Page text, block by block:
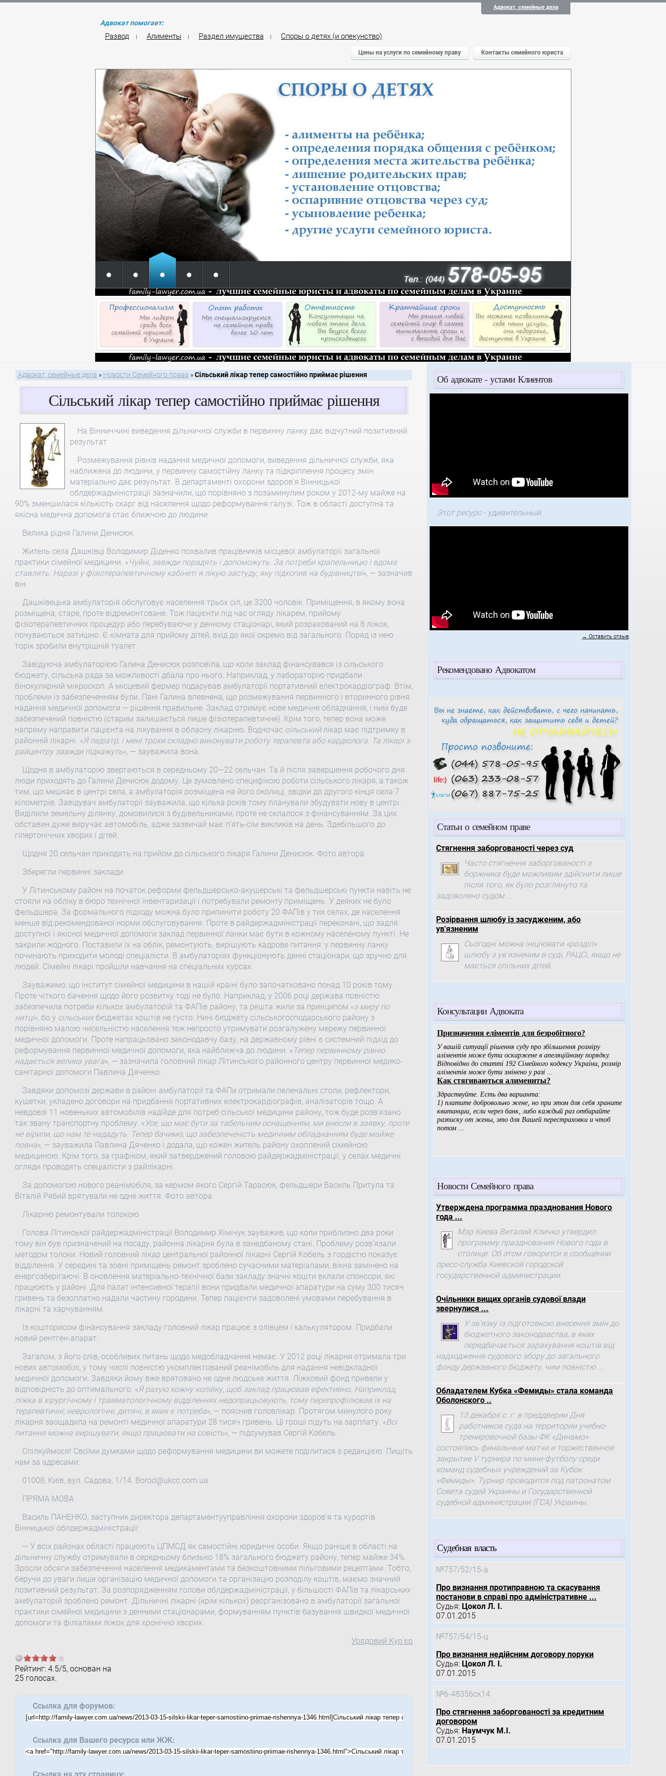
Адвокат, семейные дела
Адвокат помогает:
Развод | Алименты | Раздел имущества | Споры о детях (и опекунство)
Цены на услуги по семейному праву Контакты семейного юриста
Адвокат, семейные дела » Новости Семейного права »Сільський лікар тепер самостійно приймає рішення
Сільський лікар тепер самостійно приймає рішення
На Вінниччині виведення дільничної служби в первинну ланку дає відчутний позитивний
результат
Розмежування рівнів надання медичної допомоги, виведення дільничної служби, яка
наближена до людини, у первинну самостійну ланку та підкріплення процесу змін
матеріально дає результат. В департаменті охорони здоров’я Вінницької
облдержадміністрації зазначили, що порівняно з позаминулим роком у 2012-му майже на
90% зменшилася кількість скарг від населення щодо реформування галузі. Тож в області доступна та
якісна медична допомога стає ближчою до людини.
Велика рідня Галини Денисюк
Житель села Дашківці Володимир Діденко похвалив працівників місцевої амбулаторії загальної
практики сімейної медицини. « Чуйні, завжди порадять і допоможуть. За потреби крапельницю і вдома
ставлять. Наразі у фізіотерапевтичному кабінеті я лікую застуду, яку підхопив на будівництві», — зазначив
він.
Дашківецька амбулаторія обслуговує населення трьох сіл, це 3200 чоловік. Приміщення, в якому вона
розміщена, старе, проте відремонтоване. Тож пацієнти під час огляду лікарем, прийому
фізіотерапевтичних процедур або перебуваючи у денному стаціонарі, який розрахований на 8 ліжок,
почуваються затишно. Є кімната для прийому дітей, вхід до якої окремо від загального. Поряд із нею
торік зробили внутрішній туалет.
Завідуюча амбулаторією Галина Денисюк розповіла, що коли заклад фінансувався із сільського
бюджету, сільська рада за можливості дбала про нього. Наприклад, у лабораторію придбали
бінокулярний мікроскоп. А місцевий фермер подарував амбулаторії портативний електрокардіограф. Втім,
проблеми із забезпеченням були. Пані Галина впевнена, що розмежування первинного і вторинного рівня
надання медичної допомоги — рішення правильне. Заклад отримує нове медичне обладнання, і ним буде
забезпечений повністю (старим залишається лише фізіотерапевтичне). Крім того, тепер вона може
напряму направити пацієнта на лікування в обласну лікарню. Водночас сільськийлікар має підтримку в
районній лікарні. «Я педіатр, і мені трохи складно виконувати роботу терапевта або кардіолога. Та лікарі з
райцентру завжди підкажуть», — зауважила вона.
Щодня в амбулаторію звертаються в середньому 20—22 сельчан. Та й після завершення робочого дня
люди приходять до Галини Денисюк додому. Це зумовлено специфікою роботи сільського лікаря, а також
тим, що мешкає в центрі села, а амбулаторія розміщена на його околиці, звідки до другого кінця села 7
кілометрів. Завідувач амбулаторії зауважила, що кілька років тому планували збудувати нову в центрі.
Виділили земельну ділянку, домовилися з будівельниками, проте не склалося з фінансуванням. За цих
обставин дуже виручає автомобіль, адже зазвичай має п’ять-сім викликів на день. Здебільшого до
гіпертонічних хворих і дітей.
Щодня 20 сельчан приходять на прийом до сільського лікаря Галини Денисюк. Фото автора
Зберегли первинні заклади
У Літинському районі на початок реформи фельдшерсько-акушерські та фельдшерські пункти навіть не
стояли на обліку в бюро технічної інвентаризації і потребували ремонту приміщень. У деяких не було
фельдшера. За формального підходу можна було припинити роботу 20 ФАПів у тих селах, де населення
менше від рекомендованої норми обслуговування. Проте в райдержадміністрації переконані, що задля
доступної і якісної медичної допомоги заклад первинної ланки має бути в кожному населеному пункті. Не
закрили жодного. Поставили їх на облік, ремонтують, вирішують кадрове питання: у первинну ланку
починають приходити молоді спеціалісти. В амбулаторіях функціонують денні стаціонари, що зручно для
людей. Сімейні лікарі пройшли навчання на спеціальних курсах.
Зауважимо, що інститут сімейної медицини в нашій країні було започатковано понад 10 років тому.
Проте чіткого бачення щодо його розвитку тоді не було. Наприклад, у 2006 році держава повністю
забезпечила потреби кількох амбулаторій та ФАПів району, та решта жили за принципом «з миру по
нитці», бо у сільськихбюджетах коштів не густо. Нині бюджету сільськогосподарського району з
порівняно малою чисельністю населення теж непросто утримувати розгалужену мережу первинної
медичної допомоги. Проте напрацьовано законодавчу базу, на державному рівні є системний підхід до
реформування первинної медичної допомоги, яка найближча до людини. « Тепер первинному рівню
надається велика увага», — зазначила головний лікар Літинського районного центру первинної медико-
санітарної допомоги Павлина Дяченко.
Завдяки допомозі держави в районі амбулаторії та ФАПи отримали пеленальні столи, рефлектори,
кушетки, укладено договори на придбання портативних електрокардіографів, аналізаторів тощо. А
невдовзі 11 новеньких автомобілів надійде для потреб сільської медицини району, тож буде розв’язано
так звану транспортну проблему. «Усе, що має бути за табельним оснащенням, ми внесли в заявку, проте
не вірили, що нам те нададуть. Тепер бачимо, що забезпеченість медичним обладнанням буде майже
повна», — зауважила Павлина Дяченко і додала, що кожен житель району охоплений сімейною
медициною. Крім того, за графіком, який затверджений головою райдержадміністрації, у селах медичні
огляди проводять спеціалісти з райлікарні.
За допомогою нового реанімобіля, за кермом якого Сергій Тарасюк, фельдшери Василь Притула та
Віталій Рябий врятували не одне життя. Фото автора
Лікарню ремонтували толокою
Голова Літинської райдержадміністрації Володимир Хімічук зауважив, що коли приблизно два роки
тому він був призначений на посаду, районна лікарня була в занедбаному стані. Проблему розв’язали
методом толоки. Новий головний лікар центральної районної лікарні Сергій Кобель з гордістю показує
відділення. У середині та зовні приміщень ремонт зроблено сучасними матеріалами, вікна замінено на
енергозберігаючі. В оновлення матеріально-технічної бази закладу значні кошти вклали спонсори, які
працюють у районі. Для палат інтенсивної терапії вони придбали медичної апаратури на суму 300 тисяч
гривень та безоплатно надали частину городини. Тепер пацієнти задоволені умовами перебування в
лікарні та харчуванням.
Із кошторисом фінансування закладу головний лікар працює з олівцем і калькулятором. Придбали
новий рентген-апарат.
Загалом, з його слів, особливих питань щодо медобладнання немає. У 2012 році лікарня отримала три
нових автомобілі, у тому числі повністю укомплектований реанімобіль для надання невідкладної
медичної допомоги. Завдяки йому вже врятовано не одне людське життя. Ліжковий фонд привели у
відповідність до оптимального. «Я рахую кожну копійку, щоб заклад працював ефективно. Наприклад,
ліжка в хірургічному і травматологічному відділеннях недопрацьовують, тому перепрофілював їх на
терапевтичні, неврологічні, дитячі, в яких є потреба», — пояснив головлікар. Протягом минулого року
лікарня заощадила на ремонті медичної апаратури 28 тисяч гривень. Ці гроші підуть на зарплату. «Всі
питання можна вирішувати, якщо працювати на совість», — підсумував Сергій Кобель.
Cпілкуймося! Своїми думками щодо реформування медицини ви можете поділитися з редакцією. Пишіть
нам за адресами:
01008, Київ, вул. Садова, 1/14. Borod@ukcc.com.ua
ПРЯМА МОВА
Василь ПАНЕНКО, заступник директора департаментууправління охорони здоров’я та курортів
Вінницької облдержадміністрації:
— У всіх районах області працюють ЦПМСД як самостійні юридичні особи. Якщо раніше в області на
дільничну службу отримували в середньому близько 18% загального бюджету району, тепер майже 34%.
Зросли обсяги забезпечення населення медикаментами та безкоштовними пільговими рецептами. Тобто,
беручи до уваги лише організацію медичної допомоги та організацію розподілу коштів, маємо значний
позитивний результат. За розпорядженням голови облдержадміністрації, у більшості ФАПів та лікарських
амбулаторій зроблено ремонт. Дільничні лікарні (крім кількох) реорганізовано в амбулаторії загальної
практики сімейної медицини з денними стаціонарами, формуванням пунктів базування швидкої медичної
допомоги та філіалами ліжок для хронічно хворих.
Урядовий Кур'єр
Рейтинг: 4.5/5, основан на
25голосах.
Ссылка для форумов:
Ссылка для Вашего ресурса или ЖЖ:
Об адвокате - устами Клиентов
Этот ресурс - удивительный.
→ Оставить отзыв
Рекомендовано Адвокатом
Статьи о семейном праве
Стягнення заборгованості через суд
Часто стягнення заборгованості з
боржника буде можливим здійснити лише
після того, як було розглянуто та
задоволено судом ...
Розірвання шлюбу із засудженим, або
ув'язненим
Сьогодні можна ініціювати «розділ»
шлюбу з ув'язненим в суді, РАЦСі, якщо не
мається спільних дітей.
Консультации Адвоката
Новости Семейного права
Утверждена программа празднования Нового
года ...
Мэр Киева Виталий Кличко утвердил
программу празднования Нового года в
столице. Об этом говорится в сообщении
пресс-служба Киевской городской
государственной администрации.
Очільники вищих органів судової влади
звернулися ...
У зв’язку із підготовкою внесення змін до
бюджетного законодавства, в яких
передбачається зарахування коштів від
надходження судового збору до загального
фонду державного бюджету, чим повністю ...
Обладателем Кубка «Фемиды» стала команда
Оболонского ..
13 декабря с. г. в преддверии Дня
работников суда на территории учебно-
тренировочной базы ФК «Динамо»
состоялись финальные матчи и торжественное
закрытие V турнира по мини-футболу среди
команд судебных учреждений за Кубок
«Фемиды». Турнир проводится под патронатом
Совета судей Украины и Государственной
судебной администрации (ГСА) Украины.
Судебная власть
№757/52/15-а
Про визнання протиправною та скасування
постанови в справі про адміністративне ...
Судья: Цокол Л. І.
07.01.2015
№757/54/15-ц
Про визнання недійсним договору поруки
Судья: Цокол Л. І.
07.01.2015
№6-48356ск14
Про стягнення заборгованості за кредитним
договором
Судья: Наумчук М.І.
07.01.2015